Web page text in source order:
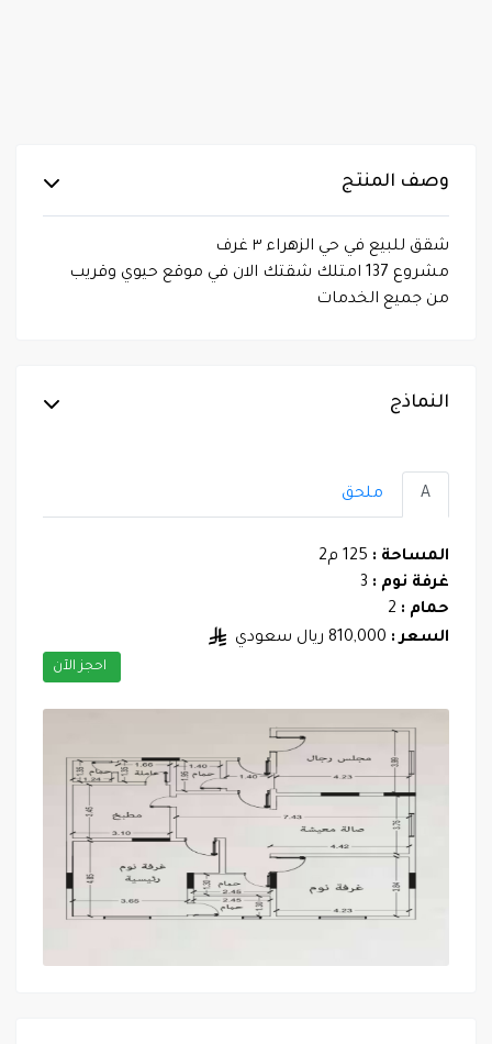
وصف المنتج
شقق للبيع في حي الزهراء ٣ غرف
مشروع 137 امتلك شقتك الان في موقع حيوي وقريب
من جميع الخدمات
النماذج
A ملحق
المساحة : 125 م2
غرفة نوم : 3
حمام : 2
السعر : 810,000 ريال سعودي
احجز الآن